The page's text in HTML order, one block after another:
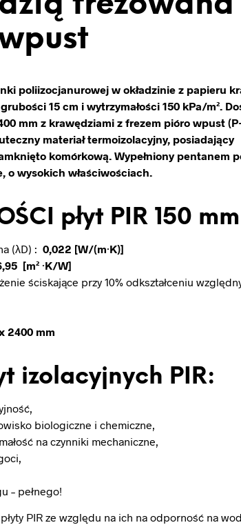
poliizocjanurowej w okładzinie z papieru
15 cm i wytrzymałości 150 kPa/m².
mm z krawędziami z frezem pióro wpust
materiał termoizolacyjny, posiadający
komórkową. Wypełniony pentanem
o wysokich właściwościach.
płyt PIR 150
(λD) : 0,022​ [W/(m·K)]
[m² ·K/W]
ściskające przy 10% odkształceniu
2400 mm
izolacyjnych PIR:
biologiczne i chemiczne,
na czynniki mechaniczne,
– pełnego!
płyty PIR ze względu na ich na odporność na